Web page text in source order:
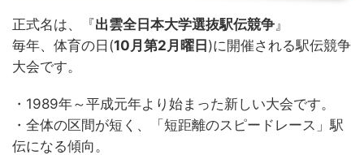
正式名は、『出雲全日本大学選抜駅伝競争』
毎年、体育の日(10月第2月曜日 )に開催される駅伝競争
大会です。
・1989年～平成元年より始まった新しい大会です。
・全体の区間が短く、「短距離のスピードレース」駅
伝になる傾向。